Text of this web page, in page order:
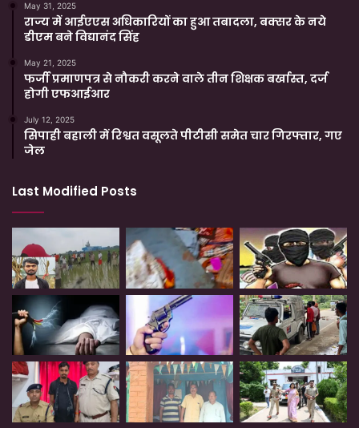
May 31, 2025
राज्य में आईएएस अधिकारियों का हुआ तबादला, बक्सर के नये
डीएम बने विद्यानंद सिंह
May 21, 2025
फर्जी प्रमाणपत्र से नौकरी करने वाले तीन शिक्षक बर्खास्त, दर्ज
होगी एफआईआर
July 12, 2025
सिपाही बहाली में रिश्वत वसूलते पीटीसी समेत चार गिरफ्तार, गए
जेल
Last Modified Posts